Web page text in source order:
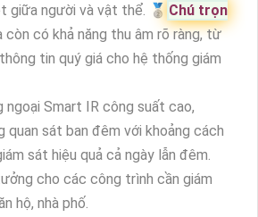
giữa người và vật thể. ️🥈 Chú trọn
còn có khả năng thu âm rõ ràng, từ
tin quý giá cho hệ thống giám
ngoại Smart IR công suất cao,
quan sát ban đêm với khoảng cách
sát hiệu quả cả ngày lẫn đêm.
cho các công trình cần giám
hộ, nhà phố.